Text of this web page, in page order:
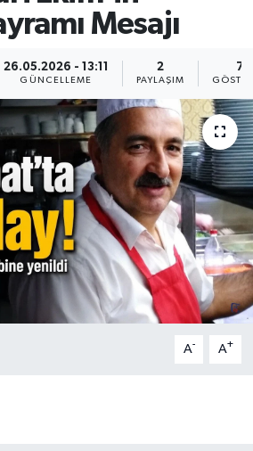
Mesajı
26.05.2026 - 13:11
GÜNCELLEME
2
PAYLAŞIM
7
A- A+